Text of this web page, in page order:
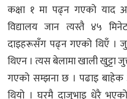
कक्षा १ मा पढ्न गएको याद
विद्यालय जान त्यस्तै ४५
दाइहरूसँग पढ्न गएको थिएँ ।
थिएन । त्यस बेलामा खाली खुट्टा
गएको सम्झना छ । पढाइ
थियो । घरमै दाजुभाइ धेरै